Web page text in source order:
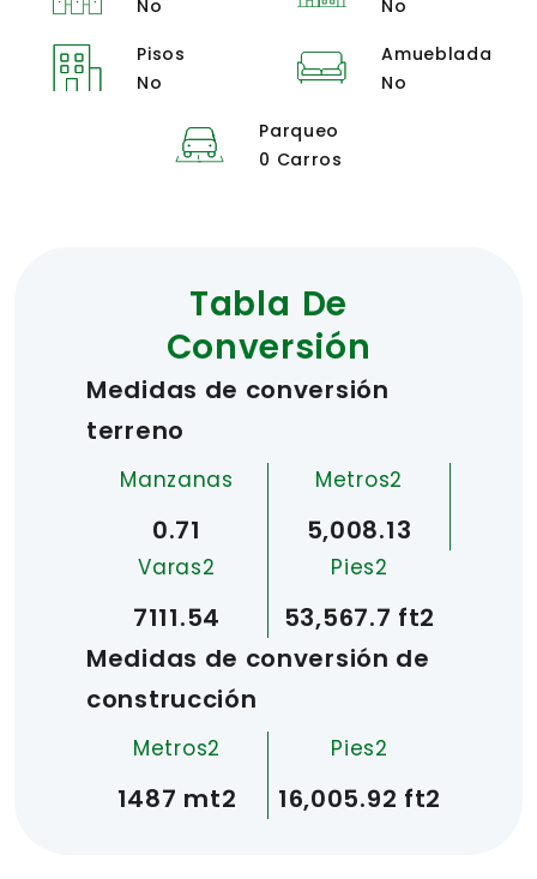
No
No
Pisos
No
Amueblada
No
Parqueo
0 Carros
Tabla De
Conversión
Medidas de conversión
terreno
Manzanas
0.71
Metros2
5,008.13
Varas2
7111.54
Pies2
53,567.7 ft2
Medidas de conversión de
construcción
Metros2
1487 mt2
Pies2
16,005.92 ft2